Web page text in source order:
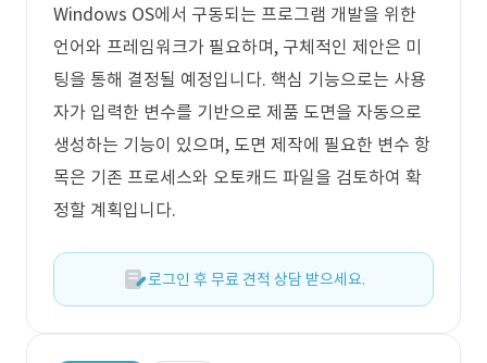
Windows OS에서 구동되는 프로그램 개발을 위한
언어와 프레임워크가 필요하며, 구체적인 제안은 미
팅을 통해 결정될 예정입니다. 핵심 기능으로는 사용
자가 입력한 변수를 기반으로 제품 도면을 자동으로
생성하는 기능이 있으며, 도면 제작에 필요한 변수 항
목은 기존 프로세스와 오토캐드 파일을 검토하여 확
정할 계획입니다.
로그인 후 무료 견적 상담 받으세요.